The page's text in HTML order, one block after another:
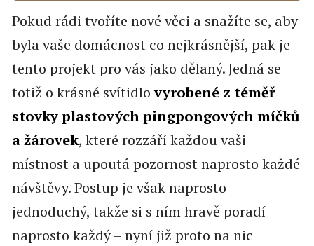
Pokud rádi tvoříte nové věci a snažíte se, aby
byla vaše domácnost co nejkrásnější, pak je
tento projekt pro vás jako dělaný. Jedná se
totiž o krásné svítidlovyrobené z téměř
stovky plastových pingpongových míčků
a žárovek, které rozzáří každou vaši
místnost a upoutá pozornost naprosto každé
návštěvy. Postup je však naprosto
jednoduchý, takže si s ním hravě poradí
naprosto každý – nyní již proto na nic